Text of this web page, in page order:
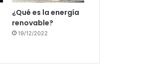
¿Qué es la energía
renovable?
19/12/2022